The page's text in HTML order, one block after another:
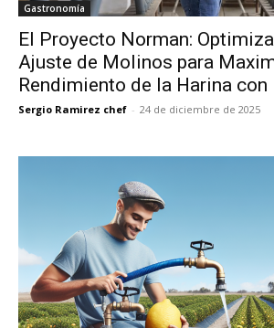
Gastronomía
El Proyecto Norman:
Ajuste de Molinos para
Rendimiento de la Harina con
Sergio Ramirez chef - 24 de diciembre de 2025